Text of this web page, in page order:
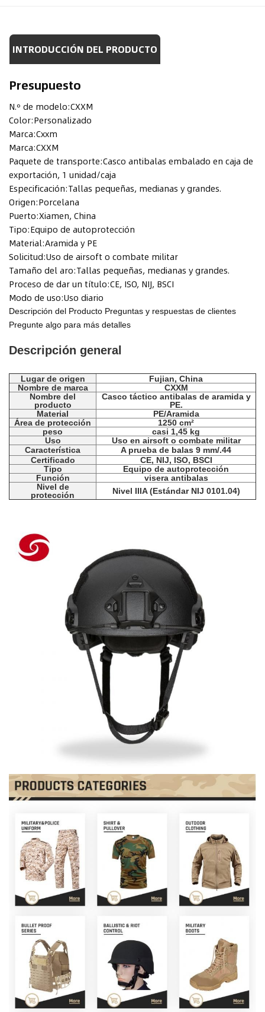
INTRODUCCIÓN DEL PRODUCTO
Presupuesto
N.º de modelo:CXXM
Color:Personalizado
Marca:Cxxm
Marca:CXXM
Paquete de transporte:Casco antibalas embalado en caja de
exportación, 1 unidad/caja
Especificación:Tallas pequeñas, medianas y grandes.
Origen:Porcelana
Puerto:Xiamen, China
Tipo:Equipo de autoprotección
Material:Aramida y PE
Solicitud:Uso de airsoft o combate militar
Tamaño del aro:Tallas pequeñas, medianas y grandes.
Proceso de dar un título:CE, ISO, NIJ, BSCI
Modo de uso:Uso diario
Descripción del Producto Preguntas y respuestas de clientes
Pregunte algo para más detalles
Descripción general
Lugar de origen
Fujian, China
Nombre de marca
CXXM
Nombre del
producto
Casco táctico antibalas de aramida y
PE.
Material
PE/Aramida
Área de protección
1250 cm²
peso
casi 1,45 kg
Uso
Uso en airsoft o combate militar
Característica
A prueba de balas 9 mm/.44
Certificado
CE, NIJ, ISO, BSCI
Tipo
Equipo de autoprotección
Función
visera antibalas
Nivel de
protección
Nivel IIIA (Estándar NIJ 0101.04)